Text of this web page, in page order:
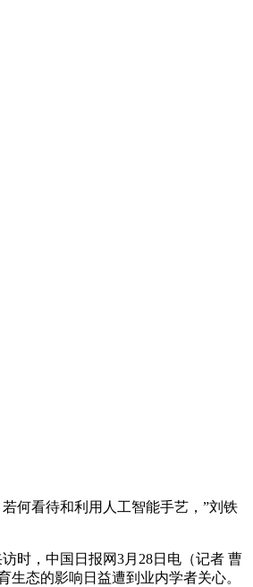
何看待和利用人工智能手艺，”刘铁
时，中国日报网3月28日电（记者 曹
态的影响日益遭到业内学者关心。